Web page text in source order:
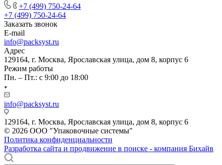
+7 (499) 750-24-64
+7 (499) 750-24-64
Заказать звонок
E-mail
info@packsyst.ru
Адрес
129164, г. Москва, Ярославская улица, дом 8, корпус 6
Режим работы
Пн. – Пт.: с 9:00 до 18:00
info@packsyst.ru
129164, г. Москва, Ярославская улица, дом 8, корпус 6
© 2026 ООО "Упаковочные системы"
Политика конфиденциальности
Разработка сайта и продвижение в поиске - компания Бихайв